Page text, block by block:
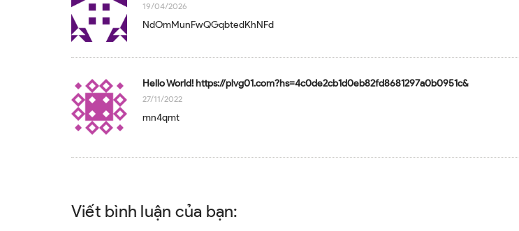
19/04/2026
NdOmMunFwQGqbtedKhNFd
Hello World! https://plvg01.com?hs=4c0de2cb1d0eb82fd8681297a0b0951c&
27/11/2022
mn4qmt
Viết bình luận của bạn: